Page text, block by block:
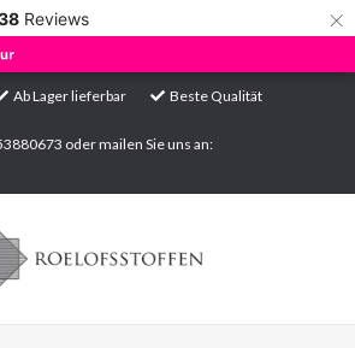
Reviews ×
Ab Lager lieferbar
Beste Qualität
oder mailen Sie uns an: